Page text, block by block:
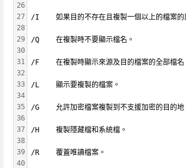
26
27
28
29
30
31
32
33
34
35
36
37
38
39
40
/I    如果目的不存在且複製一個以上的檔案的
/Q    在複製時不要顯示檔名。
/F    在複製時顯示來源及目的檔案的全部檔名
/L    顯示要複製的檔案。
/G    允許加密檔案複製到不支援加密的目的地
/H    複製隱藏檔和系統檔。
/R    覆蓋唯讀檔案。